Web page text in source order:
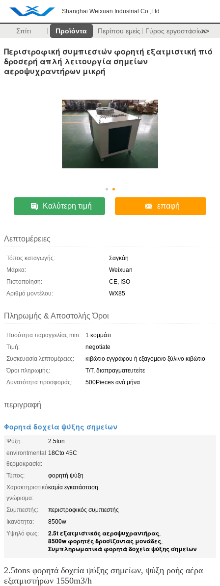
Shanghai Weixuan Industrial Co.,Ltd
Σπίτι Προϊόντα Περίπου εμείς Γύρος εργοστασίων
>>
Περιστροφική συμπιεστών φορητή εξατμιστική πιό
δροσερή απλή λειτουργία σημείων
αεροψυχραντήρων μικρή
Καλύτερη τιμή επαφή
Λεπτομέρειες
Τόπος καταγωγής:
Σαγκάη
Μάρκα:
Weixuan
Πιστοποίηση:
CE, ISO
Αριθμό μοντέλου:
WX85
Πληρωμής & Αποστολής Όροι
Ποσότητα παραγγελίας min:
1 κομμάτι
Τιμή:
negotiate
Συσκευασία λεπτομέρειες:
κιβώτιο εγγράφου ή εξαγόμενο ξύλινο κιβώτιο
Όροι πληρωμής:
T/T, διαπραγματευτείτε
Δυνατότητα προσφοράς:
500Pieces ανά μήνα
περιγραφή
Φορητά δοχεία ψύξης σημείων
Ψύξη:
2.5ton
environtmental
θερμοκρασία:
18Cto 45C
Τύπος:
φορητή ψύξη
Χαρακτηριστικό
γνώρισμα:
καμία εγκατάσταση
Συμπιεστής:
περιστροφικός συμπιεστής
Ικανότητα:
8500w
Υψηλό φως:
2.5t εξατμιστικός αεροψυχραντήρας,
8500w φορητές δροσίζοντας μονάδες,
Συμπληρωματικά φορητά δοχεία ψύξης σημείων
2.5tons φορητά δοχεία ψύξης σημείων, ψύξη ροής αέρα
εξατμιστήρων 1550m3/h